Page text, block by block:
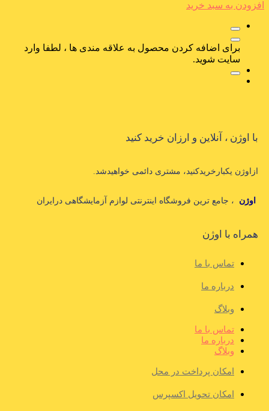
افزودن به سبد خرید
برای اضافه کردن محصول به علاقه مندی ها ، لطفا وارد
سایت شوید.
با اوژن ، آنلاین و ارزان خرید کنید
ازاوژن یکبارخریدکنید، مشتری دائمی خواهیدشد.
اوژن ، جامع ترین فروشگاه اینترنتی لوازم آزمایشگاهی درایران
همراه با اوژن
تماس با ما
درباره ما
وبلاگ
تماس با ما
درباره ما
وبلاگ
امکان پرداخت در محل
امکان تحویل اکسپرس